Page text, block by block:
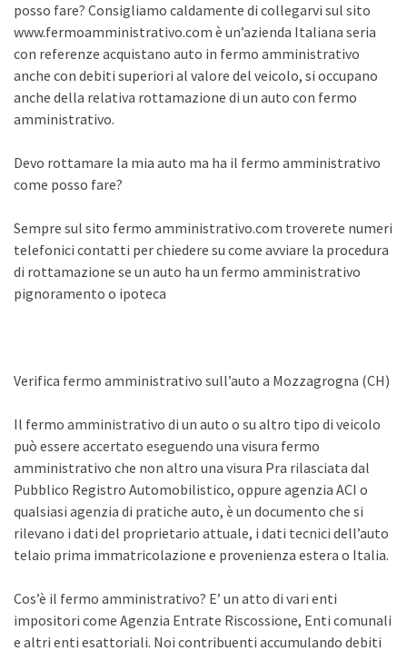
posso fare? Consigliamo caldamente di collegarvi sul sito
www.fermoamministrativo.com è un’azienda Italiana seria
con referenze acquistano auto in fermo amministrativo
anche con debiti superiori al valore del veicolo, si occupano
anche della relativa rottamazione di un auto con fermo
amministrativo.
Devo rottamare la mia auto ma ha il fermo amministrativo
come posso fare?
Sempre sul sito fermo amministrativo.com troverete numeri
telefonici contatti per chiedere su come avviare la procedura
di rottamazione se un auto ha un fermo amministrativo
pignoramento o ipoteca
Verifica fermo amministrativo sull’auto a Mozzagrogna (CH)
Il fermo amministrativo di un auto o su altro tipo di veicolo
può essere accertato eseguendo una visura fermo
amministrativo che non altro una visura Pra rilasciata dal
Pubblico Registro Automobilistico, oppure agenzia ACI o
qualsiasi agenzia di pratiche auto, è un documento che si
rilevano i dati del proprietario attuale, i dati tecnici dell’auto
telaio prima immatricolazione e provenienza estera o Italia.
Cos’è il fermo amministrativo? E’ un atto di vari enti
impositori come Agenzia Entrate Riscossione, Enti comunali
e altri enti esattoriali. Noi contribuenti accumulando debiti